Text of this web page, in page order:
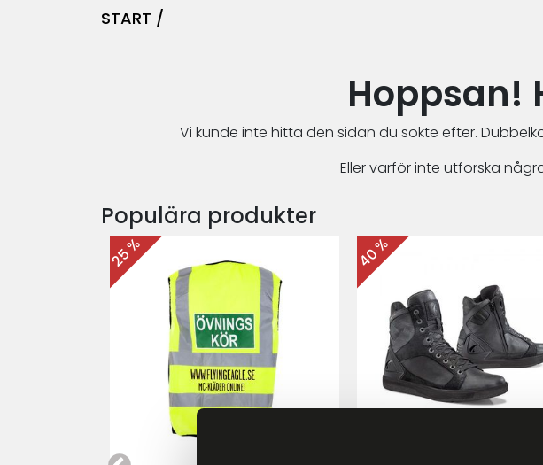
START /
Hoppsan!
Vi kunde inte hitta den sidan du sökte efter.
Eller varför inte utforska
Populära produkter
25 % 40 %